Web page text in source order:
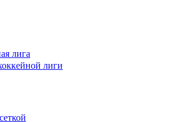
лига
лиги